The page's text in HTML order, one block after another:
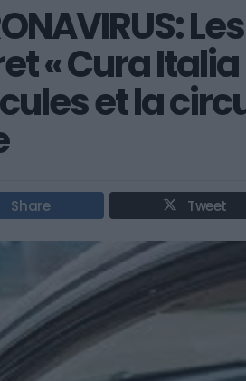
« Cura
et la
Share Tweet